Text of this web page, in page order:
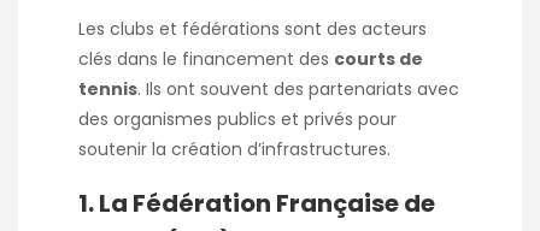
Les clubs et fédérations sont des acteurs
clés dans le financement des courts de
tennis. Ils ont souvent des partenariats avec
des organismes publics et privés pour
soutenir la création d’infrastructures.
1. La Fédération Française de